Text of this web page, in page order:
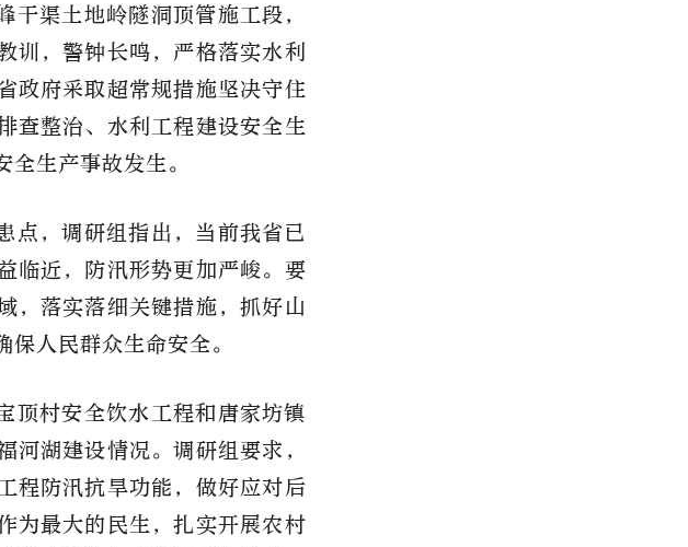
渠土地岭隧洞顶管施工段，
训，警钟长鸣，严格落实水利
府采取超常规措施坚决守住
查整治、水利工程建设安全生
生产事故发生。
点，调研组指出，当前我省已
近，防汛形势更加严峻。要
落实落细关键措施，抓好山
人民群众生命安全。
顶村安全饮水工程和唐家坊镇
河湖建设情况。调研组要求，
程防汛抗旱功能，做好应对后
为最大的民生，扎实开展农村